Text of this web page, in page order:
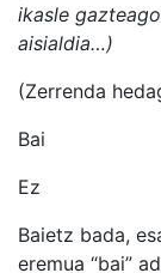
ikasle
aisialdia…)
(Zerrenda
Bai
Ez
Baietz bada,
eremua “bai”